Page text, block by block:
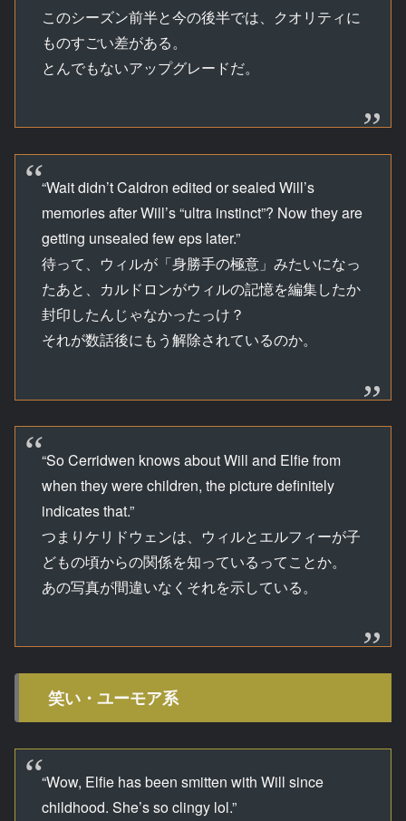
このシーズン前半と今の後半では、クオリティに
ものすごい差がある。
とんでもないアップグレードだ。
“Wait didn’t Caldron edited or sealed Will’s
memories after Will’s “ultra instinct”? Now they are
getting unsealed few eps later.”
待って、ウィルが「身勝手の極意」みたいになっ
たあと、カルドロンがウィルの記憶を編集したか
封印したんじゃなかったっけ？
それが数話後にもう解除されているのか。
“So Cerridwen knows about Will and Elfie from
when they were children, the picture definitely
indicates that.”
つまりケリドウェンは、ウィルとエルフィーが子
どもの頃からの関係を知っているってことか。
あの写真が間違いなくそれを示している。
笑い・ユーモア系
“Wow, Elfie has been smitten with Will since
childhood. She’s so clingy lol.”